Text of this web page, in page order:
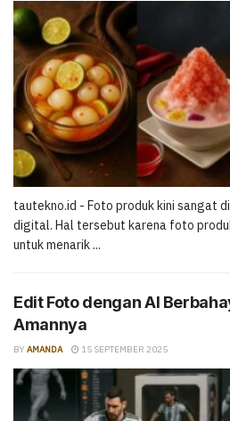
tautekno.id - Foto produk kini sangat
digital. Hal tersebut karena foto
untuk menarik ...
Edit Foto dengan AI
Amannya
BY AMANDA 15 SEPTEMBER 2025